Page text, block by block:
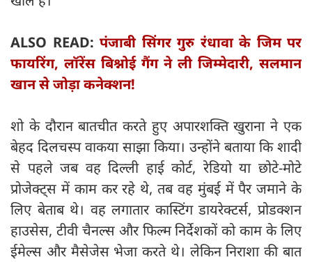
ALSO READ: पंजाबी सिंगर गुरु रंधावा के जिम पर
फायरिंग, लॉरेंस बिश्नोई गैंग ने ली जिम्मेदारी, सलमान
खान से जोड़ा कनेक्शन!
शो के दौरान बातचीत करते हुए अपारशक्ति खुराना ने एक
बेहद दिलचस्प वाकया साझा किया। उन्होंने बताया कि शादी
से पहले जब वह दिल्ली हाई कोर्ट, रेडियो या छोटे-मोटे
प्रोजेक्ट्स में काम कर रहे थे, तब वह मुंबई में पैर जमाने के
लिए बेताब थे। वह लगातार कास्टिंग डायरेक्टर्स, प्रोडक्शन
हाउसेस, टीवी चैनल्स और फिल्म निर्देशकों को काम के लिए
ईमेल्स और मैसेजेस भेजा करते थे। लेकिन निराशा की बात